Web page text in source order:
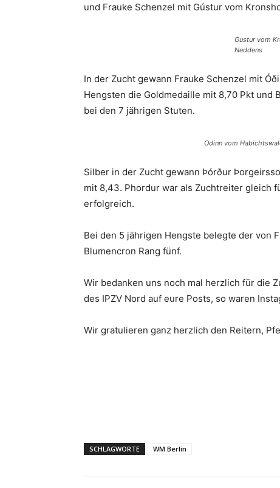
und Frauke Schenzel mit Gústur vom
Gustur vom
Neddens
In der Zucht gewann Frauke Schenzel mit
Hengsten die Goldmedaille mit 8,70 Pkt
bei den 7 jährigen Stuten.
Odinn vom
Silber in der Zucht gewann Þórður
mit 8,43. Phordur war als Zuchtreiter gleich
erfolgreich.
Bei den 5 jährigen Hengste belegte der von
Blumencron Rang fünf.
Wir bedanken uns noch mal herzlich für die
des IPZV Nord auf eure Posts, so waren
Wir gratulieren ganz herzlich den Reitern,
SCHLAGWORTE WM Berlin